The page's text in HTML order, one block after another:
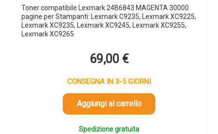
Toner compatibile Lexmark 24B6843 MAGENTA 30000
pagine per Stampanti: Lexmark C9235, Lexmark XC9225,
Lexmark XC9235, Lexmark XC9245, Lexmark XC9255,
Lexmark XC9265
69,00 €
CONSEGNA IN 3-5 GIORNI
Aggiungi al carrello
Spedizione gratuita